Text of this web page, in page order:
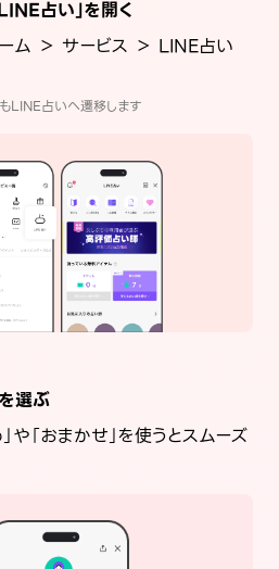
占い」を開く
ム ＞ サービス ＞ LINE占い
LINE占いへ遷移します
選ぶ
や「おまかせ」を使うとスムーズ